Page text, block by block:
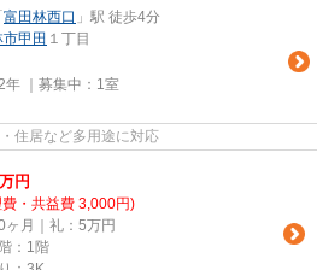
富田林西口 」駅 徒歩4分
市甲田 １丁目
｜募集中： 1室
住居など多用途に対応
万円
・共益費 3,000円)
ヶ月｜礼：5万円
：1階